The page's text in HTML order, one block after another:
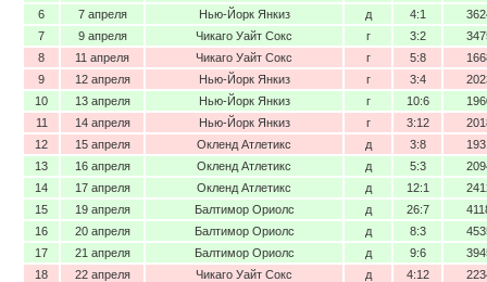
6
7 апреля Нью-Йорк Янкиз д 4:1
7
9 апреля Чикаго Уайт Сокс г 3:2
8
11 апреля Чикаго Уайт Сокс г 5:8
9
12 апреля Нью-Йорк Янкиз г 3:4
10
13 апреля Нью-Йорк Янкиз г 10:6
11
14 апреля Нью-Йорк Янкиз г 3:12
12
15 апреля Окленд Атлетикс д 3:8
13
16 апреля Окленд Атлетикс д 5:3
14
17 апреля Окленд Атлетикс д 12:1
15
19 апреля Балтимор Ориолс д 26:7
16
20 апреля Балтимор Ориолс д 8:3
17
21 апреля Балтимор Ориолс д 9:6
18
22 апреля Чикаго Уайт Сокс д 4:12